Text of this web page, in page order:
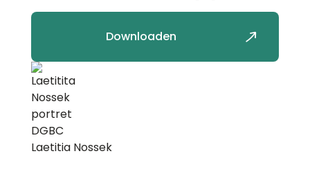
Downloaden
Laetitia Nossek